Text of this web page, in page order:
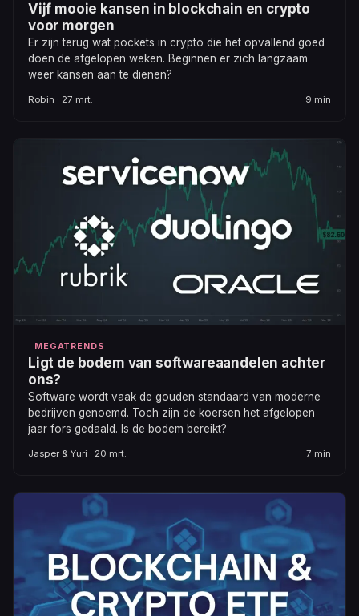
Vijf mooie kansen in blockchain en crypto
voor morgen
Er zijn terug wat pockets in crypto die het opvallend goed
doen de afgelopen weken. Beginnen er zich langzaam
weer kansen aan te dienen?
Robin · 27 mrt. 9 min
MEGATRENDS
Ligt de bodem van softwareaandelen achter
ons?
Software wordt vaak de gouden standaard van moderne
bedrijven genoemd. Toch zijn de koersen het afgelopen
jaar fors gedaald. Is de bodem bereikt?
Jasper & Yuri · 20 mrt. 7 min